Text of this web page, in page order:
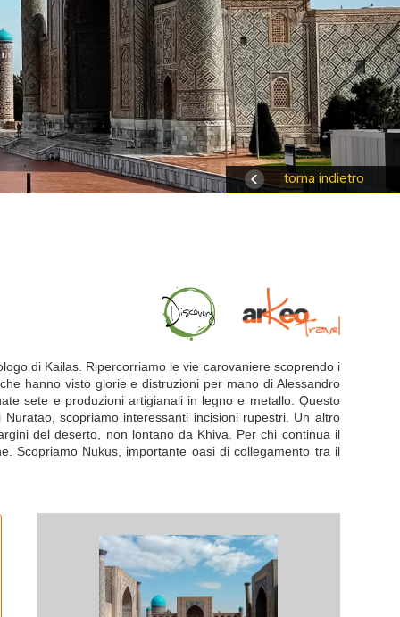
torna indietro
di Kailas. Ripercorriamo le vie carovaniere scoprendo i
hanno visto glorie e distruzioni per mano di Alessandro
sete e produzioni artigianali in legno e metallo. Questo
scopriamo interessanti incisioni rupestri. Un altro
del deserto, non lontano da Khiva. Per chi continua il
Scopriamo Nukus, importante oasi di collegamento tra il